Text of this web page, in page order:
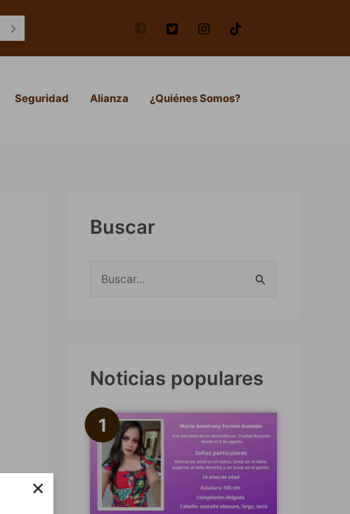
×
Seguridad Alianza ¿Quiénes Somos?
Buscar
a
p
o
Noticias populares